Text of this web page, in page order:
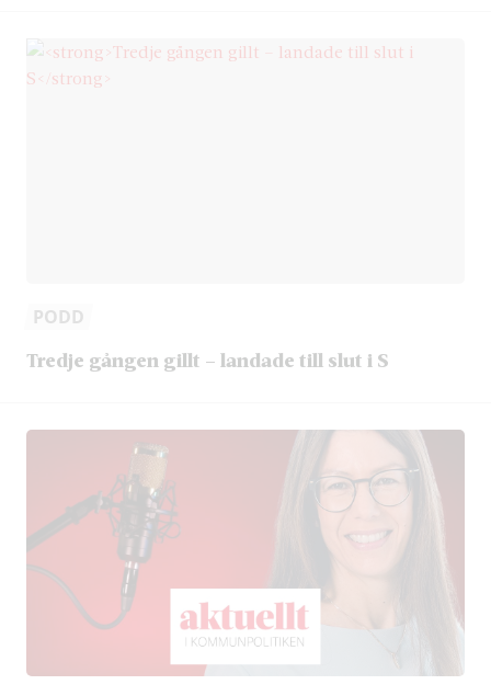
PODD
Tredje gången gillt – landade till slut i S